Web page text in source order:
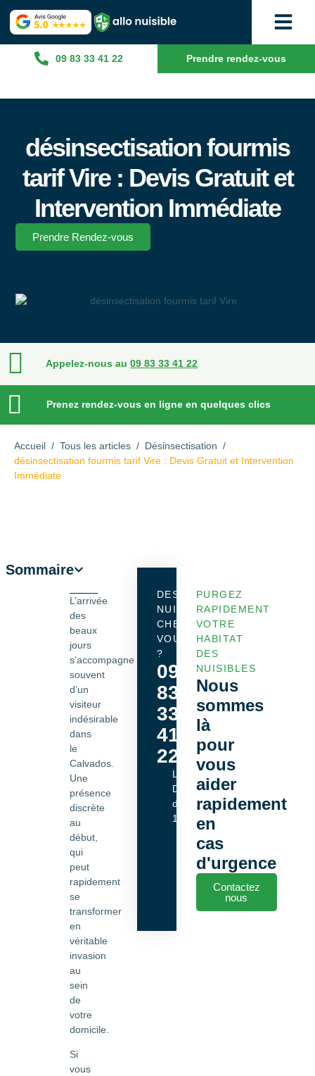
09 83 33 41 22 Prendre rendez-vous
désinsectisation fourmis
tarif Vire : Devis Gratuit et
Intervention Immédiate
Prendre Rendez-vous
Appelez-nous au 09 83 33 41 22
Prenez rendez-vous en ligne en quelques clics
Accueil / Tous les articles / Désinsectisation /
désinsectisation fourmis tarif Vire : Devis Gratuit et Intervention
Immédiate
Sommaire
L’arrivée
des
beaux
jours
s’accompagne
souvent
d’un
visiteur
indésirable
dans
le
Calvados.
Une
présence
discrète
au
début,
qui
peut
rapidement
se
transformer
en
véritable
invasion
au
sein
de
votre
domicile.
Si
vous
DES
NUISIBLES
CHEZ
VOUS
?
09
83
33
41
22
Lundi -
Dimanche
de 9h00 à
18h00
PURGEZ
RAPIDEMENT
VOTRE
HABITAT
DES
NUISIBLES
Nous
sommes
là
pour
vous
aider
rapidement
en
cas
d'urgence
Contactez
nous